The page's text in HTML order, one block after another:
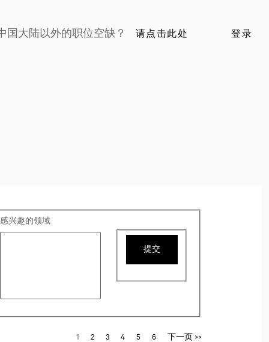
登录
国大陆以外的职位空缺？ 请点击此处
感兴趣的领域
提交
1 2 3 4 5 6 下一页 >>